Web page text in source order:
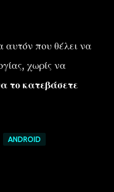
αυτόν που θέλει να
χωρίς να
το κατεβάσετε
ANDROID